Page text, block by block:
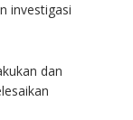
investigasi
dan